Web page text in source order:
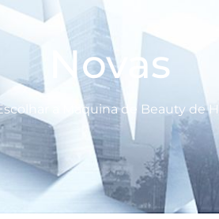
Novas
a Máquina de Beauty de